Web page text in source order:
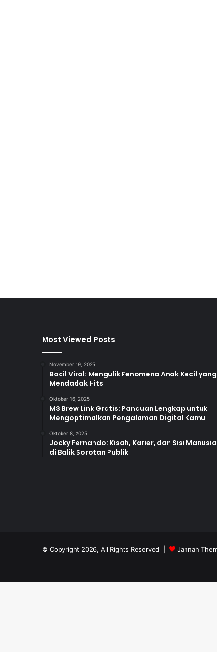
Most Viewed Posts
November 19, 2025
Bocil Viral: Mengulik Fenomena Anak Kecil yang
Mendadak Hits
Oktober 16, 2025
MS Brew Link Gratis: Panduan Lengkap untuk
Mengoptimalkan Pengalaman Digital Kamu
Oktober 8, 2025
Jocky Fernando: Kisah, Karier, dan Sisi Manusia
di Balik Sorotan Publik
© Copyright 2026, All Rights Reserved | Jannah